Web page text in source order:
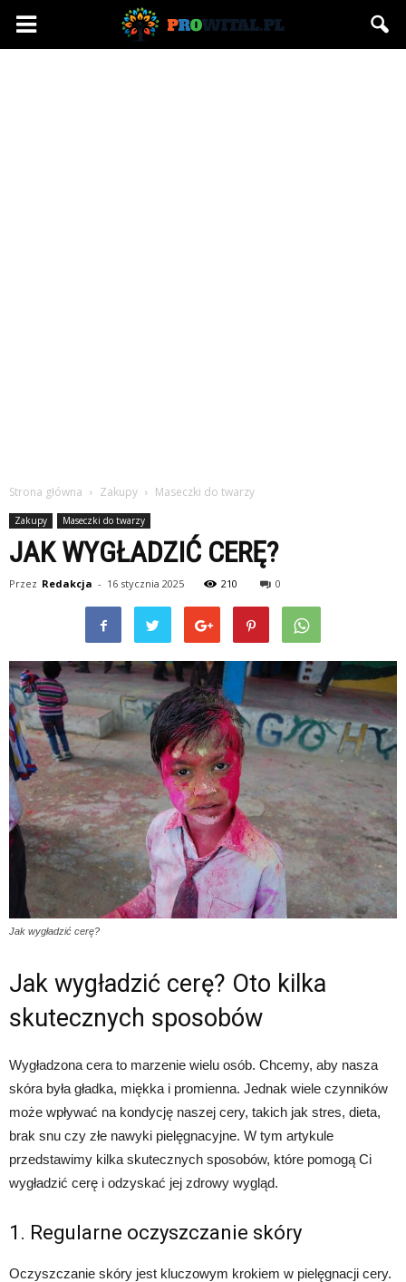
Prowital.pl
Strona główna Zakupy Maseczki do twarzy
Zakupy Maseczki do twarzy
JAK WYGŁADZIĆ CERĘ?
Przez Redakcja - 16 stycznia 2025 210 0
Jak wygładzić cerę?
Jak wygładzić cerę? Oto kilka
skutecznych sposobów
Wygładzona cera to marzenie wielu osób. Chcemy, aby nasza
skóra była gładka, miękka i promienna. Jednak wiele czynników
może wpływać na kondycję naszej cery, takich jak stres, dieta,
brak snu czy złe nawyki pielęgnacyjne. W tym artykule
przedstawimy kilka skutecznych sposobów, które pomogą Ci
wygładzić cerę i odzyskać jej zdrowy wygląd.
1. Regularne oczyszczanie skóry
Oczyszczanie skóry jest kluczowym krokiem w pielęgnacji cery.